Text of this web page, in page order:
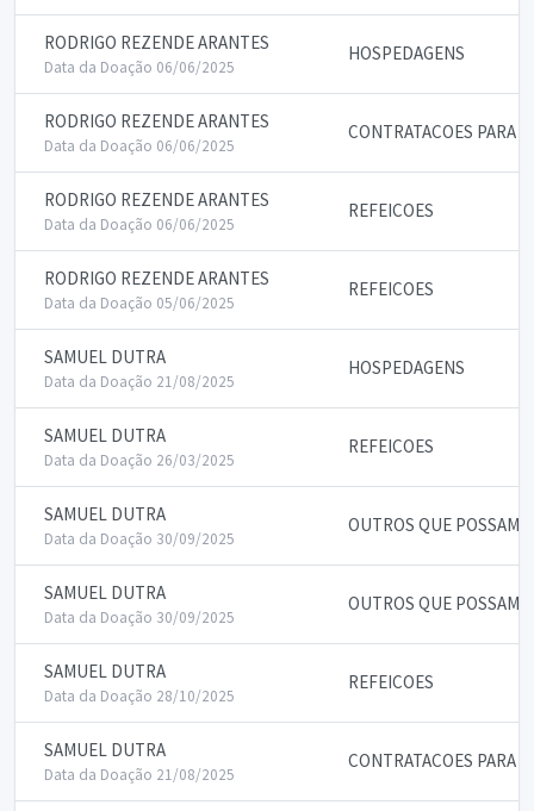
RODRIGO REZENDE ARANTES
Data da Doação 06/06/2025
HOSPEDAGENS
RODRIGO REZENDE ARANTES
Data da Doação 06/06/2025
CONTRATACOES PARA
RODRIGO REZENDE ARANTES
Data da Doação 06/06/2025
REFEICOES
RODRIGO REZENDE ARANTES
Data da Doação 05/06/2025
REFEICOES
SAMUEL DUTRA
Data da Doação 21/08/2025
HOSPEDAGENS
SAMUEL DUTRA
Data da Doação 26/03/2025
REFEICOES
SAMUEL DUTRA
Data da Doação 30/09/2025
OUTROS QUE POSSAM
SAMUEL DUTRA
Data da Doação 30/09/2025
OUTROS QUE POSSAM
SAMUEL DUTRA
Data da Doação 28/10/2025
REFEICOES
SAMUEL DUTRA
Data da Doação 21/08/2025
CONTRATACOES PARA